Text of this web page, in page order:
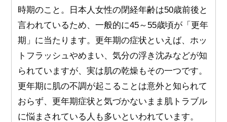
時期のこと。日本人女性の閉経年齢は50歳前後と
言われているため、一般的に45～55歳頃が「更年
期」に当たります。更年期の症状といえば、ホッ
トフラッシュやめまい、気分の浮き沈みなどが知
られていますが、実は肌の乾燥もその一つです。
更年期に肌の不調が起こることは意外と知られて
おらず、更年期症状と気づかないまま肌トラブル
に悩まされている人も多いといわれています。